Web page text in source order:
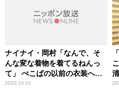
ナイナイ・岡村「なんで、そ
んな変な着物を着てるねんっ
て」 ぺこぱの以前の衣装へ
の“違和感”を振り返る
2020.10.01